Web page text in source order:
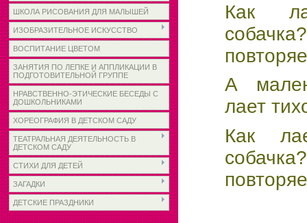
ШКОЛА РИСОВАНИЯ ДЛЯ МАЛЫШЕЙ
ИЗОБРАЗИТЕЛЬНОЕ ИСКУССТВО
ВОСПИТАНИЕ ЦВЕТОМ
ЗАНЯТИЯ ПО ЛЕПКЕ И АППЛИКАЦИИ В
ПОДГОТОВИТЕЛЬНОЙ ГРУППЕ
НРАВСТВЕННО-ЭТИЧЕСКИЕ БЕСЕДЫ С
ДОШКОЛЬНИКАМИ
ХОРЕОГРАФИЯ В ДЕТСКОМ САДУ
ТЕАТРАЛЬНАЯ ДЕЯТЕЛЬНОСТЬ В
ДЕТСКОМ САДУ
СТИХИ ДЛЯ ДЕТЕЙ
ЗАГАДКИ
ДЕТСКИЕ ПРАЗДНИКИ
Как
А
лает
Как